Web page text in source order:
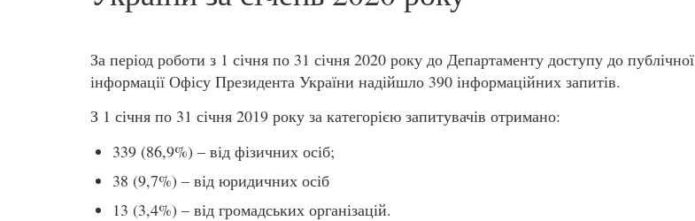
За період роботи з 1 січня по 31 січня 2020 року до Департаменту доступу до публічної
інформації Офісу Президента України надійшло 390 інформаційних запитів.
З 1 січня по 31 січня 2019 року за категорією запитувачів отримано:
339 (86,9%) – від фізичних осіб;
38 (9,7%) – від юридичних осіб
13 (3,4%) – від громадських організацій.